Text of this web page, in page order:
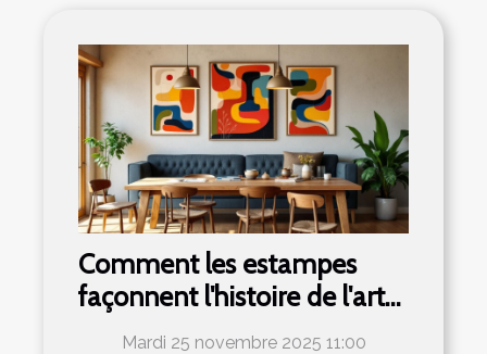
Comment les estampes
façonnent l'histoire de l'art
moderne ?
Mardi 25 novembre 2025 11:00